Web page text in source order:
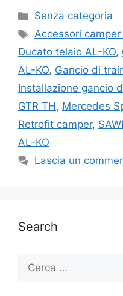
Categorie
Senza categoria
Tag
Accessori camper
Ducato telaio AL-KO,
AL-KO, Gancio di
Installazione gancio
GTR TH, Mercedes
Retrofit camper,
AL-KO
Lascia un
Search
Ricerca